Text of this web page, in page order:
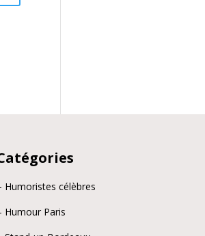
Humoristes célèbres
Humour Paris